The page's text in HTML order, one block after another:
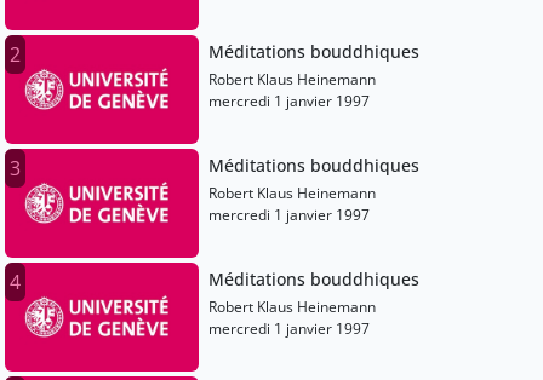
2 Méditations bouddhiques
Robert Klaus Heinemann
mercredi 1 janvier 1997
3 Méditations bouddhiques
Robert Klaus Heinemann
mercredi 1 janvier 1997
4 Méditations bouddhiques
Robert Klaus Heinemann
mercredi 1 janvier 1997